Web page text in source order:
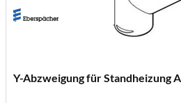
Y-Abzweigung für Standheizung